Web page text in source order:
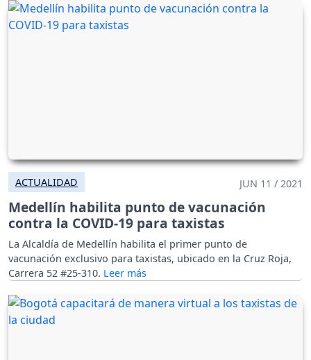
ACTUALIDAD JUN 11 / 2021
Medellín habilita punto de vacunación
contra la COVID-19 para taxistas
La Alcaldía de Medellín habilita el primer punto de
vacunación exclusivo para taxistas, ubicado en la Cruz Roja,
Carrera 52 #25-310.